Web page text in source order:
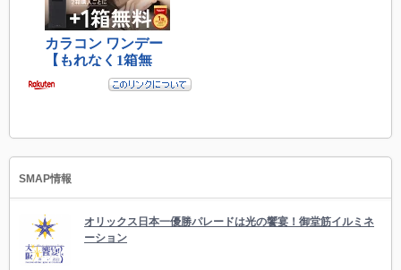
SMAP情報
オリックス日本一優勝パレードは光の饗宴！御堂筋イルミネ
ーション